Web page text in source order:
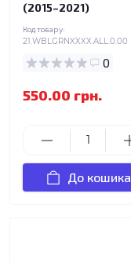
(2015–2021)
Код товару:
21.WBLGRNXXXX.ALL.0.00
0
550.00 грн.
До кошика